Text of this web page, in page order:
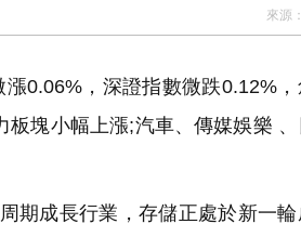
來源：
0.06%，深證指數微跌0.12%，
塊小幅上漲;汽車、傳媒娛樂
期成長行業，存儲正處於新一輪